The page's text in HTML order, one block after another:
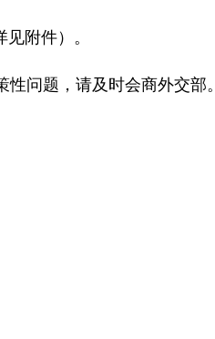
附件）。
问题，请及时会商外交部。